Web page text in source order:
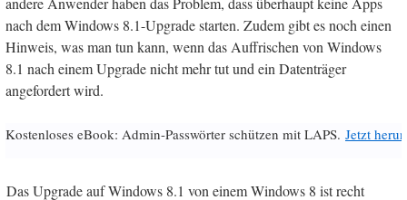
nach dem Windows 8.1-Upgrade starten. Zudem gibt es noch einen
Hinweis, was man tun kann, wenn das Auffrischen von Windows
8.1 nach einem Upgrade nicht mehr tut und ein Datenträger
angefordert wird.
Kostenloses eBook: Admin-Passwörter schützen mit LAPS. Jetzt
Das Upgrade auf Windows 8.1 von einem Windows 8 ist recht